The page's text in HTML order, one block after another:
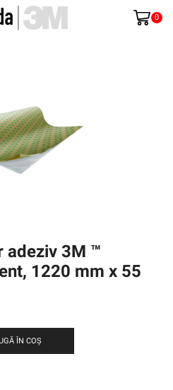
0
adeziv 3M ™
1220 mm x 55
ÎN COȘ